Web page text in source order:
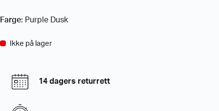
Farge: Purple Dusk
Ikke på lager
14 dagers returrett